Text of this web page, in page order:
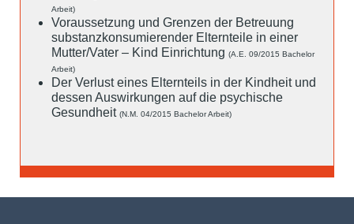
Arbeit)
Voraussetzung und Grenzen der Betreuung
substanzkonsumierender Elternteile in einer
Mutter/Vater – Kind Einrichtung (A.E. 09/2015 Bachelor
Arbeit)
Der Verlust eines Elternteils in der Kindheit und
dessen Auswirkungen auf die psychische
Gesundheit (N.M. 04/2015 Bachelor Arbeit)